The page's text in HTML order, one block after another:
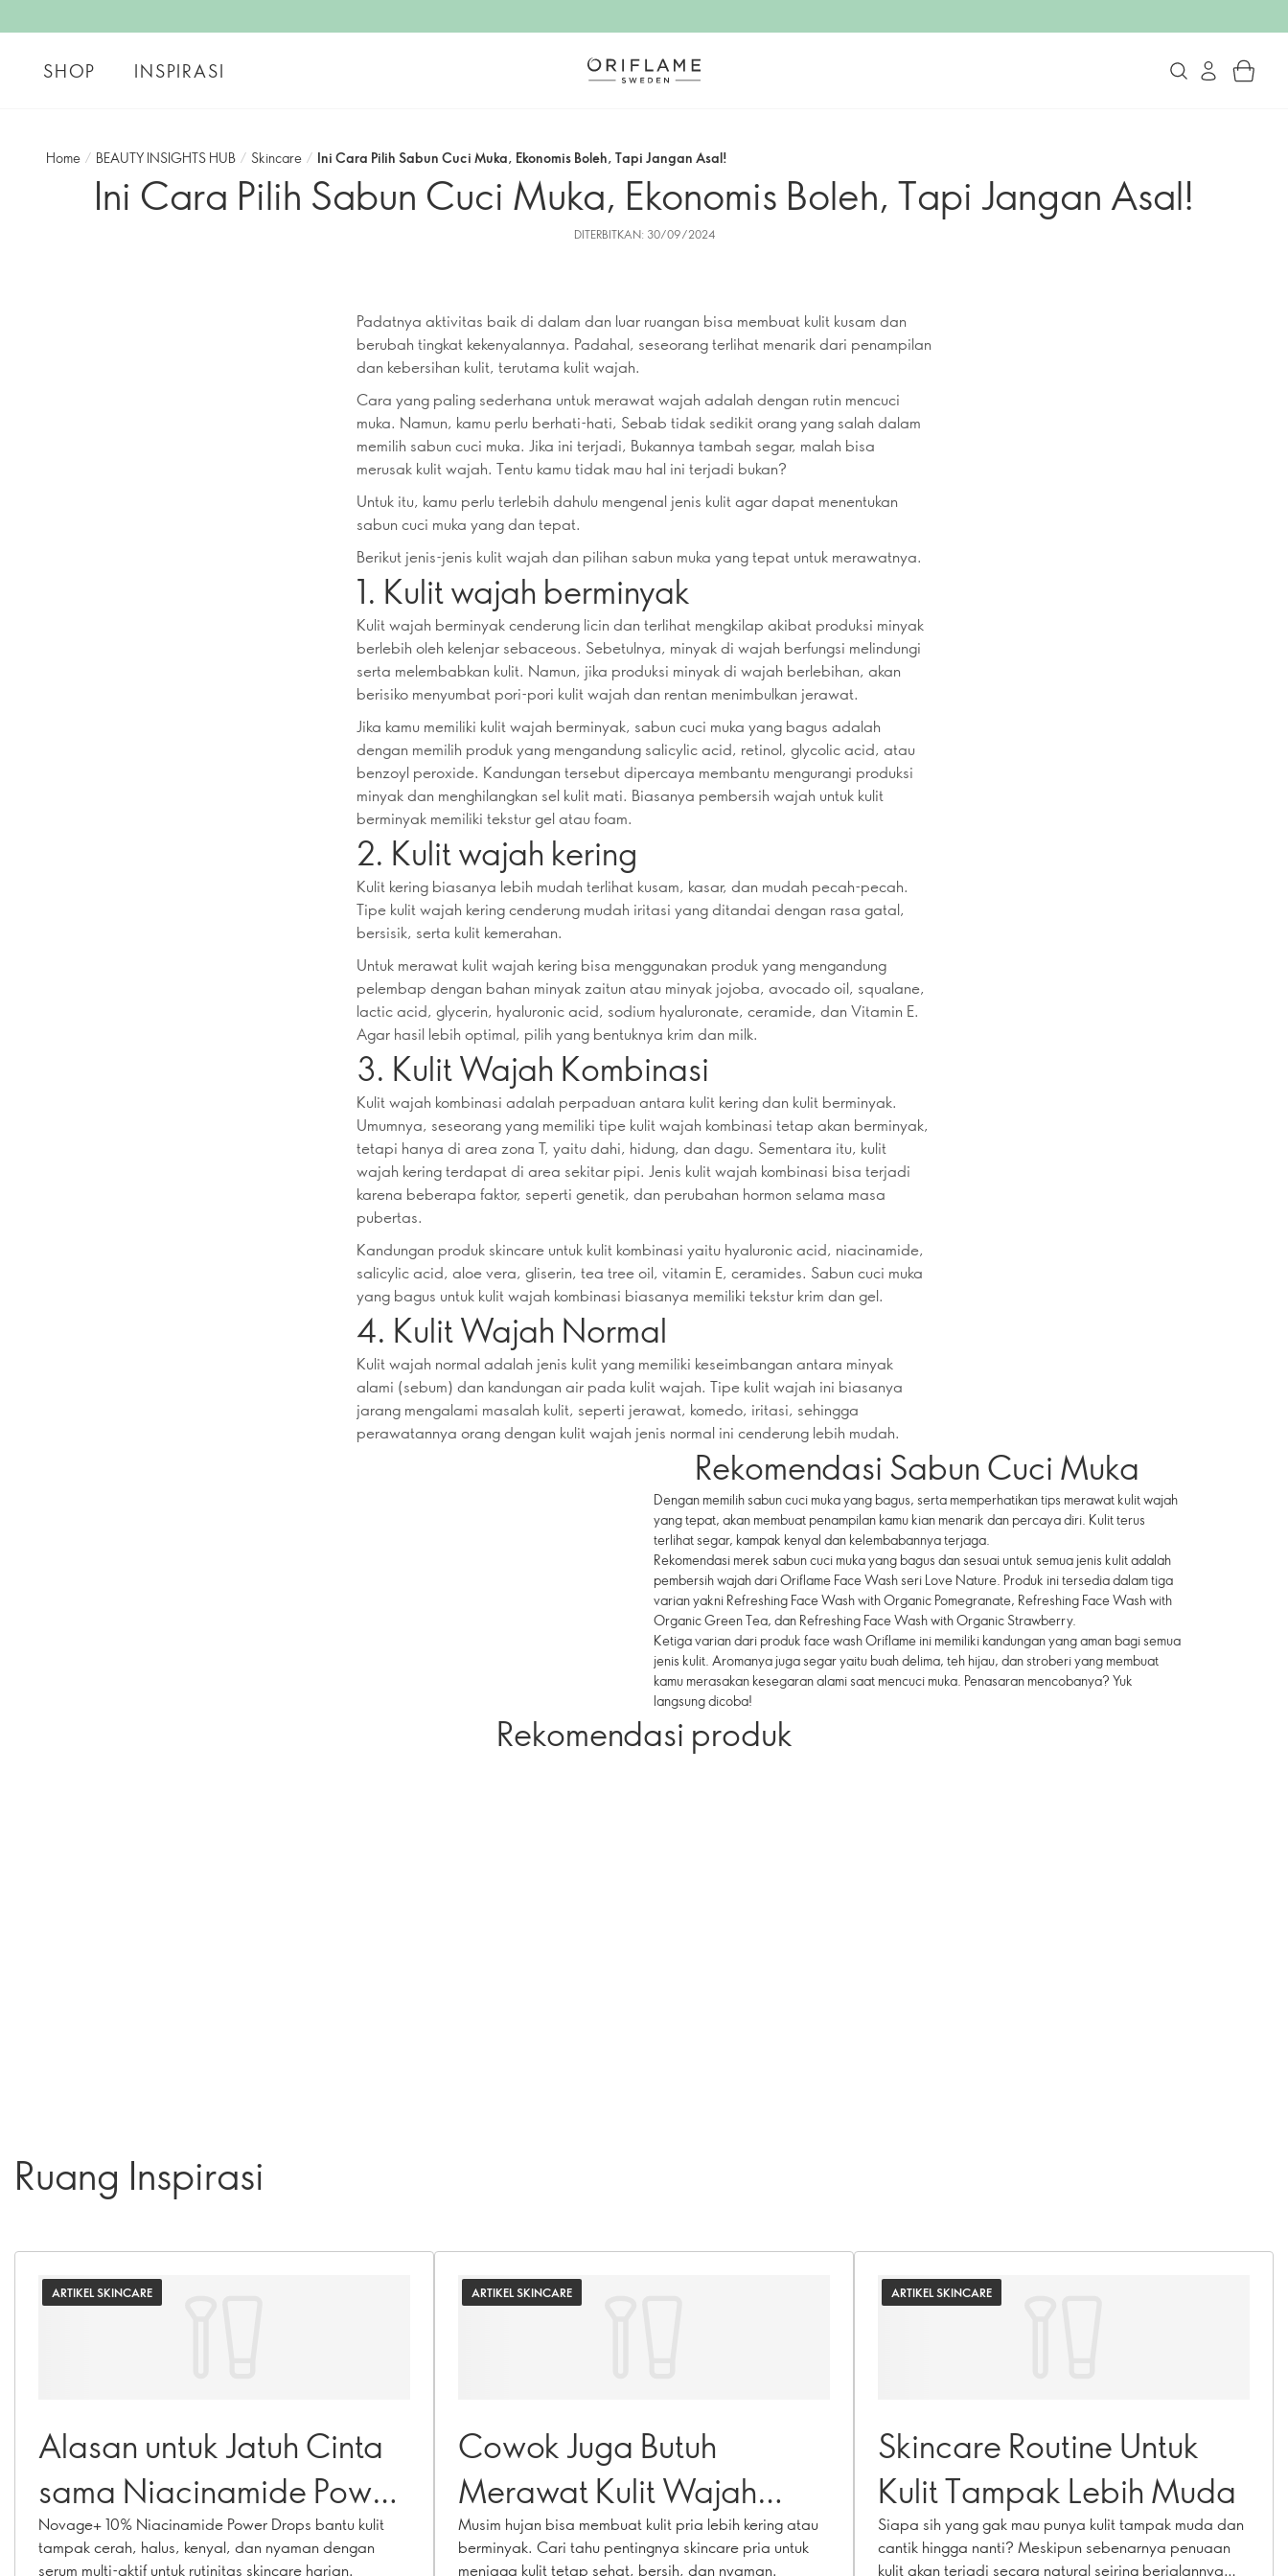
SHOP INSPIRASI
Home / BEAUTY INSIGHTS HUB / Skincare / Ini Cara Pilih Sabun Cuci Muka, Ekonomis Boleh, Tapi Jangan Asal!
Ini Cara Pilih Sabun Cuci Muka, Ekonomis Boleh, Tapi Jangan Asal!
DITERBITKAN: 30/09/2024
Padatnya aktivitas baik di dalam dan luar ruangan bisa membuat kulit kusam dan
berubah tingkat kekenyalannya. Padahal, seseorang terlihat menarik dari penampilan
dan kebersihan kulit, terutama kulit wajah.
Cara yang paling sederhana untuk merawat wajah adalah dengan rutin mencuci
muka. Namun, kamu perlu berhati-hati, Sebab tidak sedikit orang yang salah dalam
memilih sabun cuci muka. Jika ini terjadi, Bukannya tambah segar, malah bisa
merusak kulit wajah. Tentu kamu tidak mau hal ini terjadi bukan?
Untuk itu, kamu perlu terlebih dahulu mengenal jenis kulit agar dapat menentukan
sabun cuci muka yang dan tepat.
Berikut jenis-jenis kulit wajah dan pilihan sabun muka yang tepat untuk merawatnya.
1. Kulit wajah berminyak
Kulit wajah berminyak cenderung licin dan terlihat mengkilap akibat produksi minyak
berlebih oleh kelenjar sebaceous. Sebetulnya, minyak di wajah berfungsi melindungi
serta melembabkan kulit. Namun, jika produksi minyak di wajah berlebihan, akan
berisiko menyumbat pori-pori kulit wajah dan rentan menimbulkan jerawat.
Jika kamu memiliki kulit wajah berminyak, sabun cuci muka yang bagus adalah
dengan memilih produk yang mengandung salicylic acid, retinol, glycolic acid, atau
benzoyl peroxide. Kandungan tersebut dipercaya membantu mengurangi produksi
minyak dan menghilangkan sel kulit mati. Biasanya pembersih wajah untuk kulit
berminyak memiliki tekstur gel atau foam.
2. Kulit wajah kering
Kulit kering biasanya lebih mudah terlihat kusam, kasar, dan mudah pecah-pecah.
Tipe kulit wajah kering cenderung mudah iritasi yang ditandai dengan rasa gatal,
bersisik, serta kulit kemerahan.
Untuk merawat kulit wajah kering bisa menggunakan produk yang mengandung
pelembap dengan bahan minyak zaitun atau minyak jojoba, avocado oil, squalane,
lactic acid, glycerin, hyaluronic acid, sodium hyaluronate, ceramide, dan Vitamin E.
Agar hasil lebih optimal, pilih yang bentuknya krim dan milk.
3. Kulit Wajah Kombinasi
Kulit wajah kombinasi adalah perpaduan antara kulit kering dan kulit berminyak.
Umumnya, seseorang yang memiliki tipe kulit wajah kombinasi tetap akan berminyak,
tetapi hanya di area zona T, yaitu dahi, hidung, dan dagu. Sementara itu, kulit
wajah kering terdapat di area sekitar pipi. Jenis kulit wajah kombinasi bisa terjadi
karena beberapa faktor, seperti genetik, dan perubahan hormon selama masa
pubertas.
Kandungan produk skincare untuk kulit kombinasi yaitu hyaluronic acid, niacinamide,
salicylic acid, aloe vera, gliserin, tea tree oil, vitamin E, ceramides. Sabun cuci muka
yang bagus untuk kulit wajah kombinasi biasanya memiliki tekstur krim dan gel.
4. Kulit Wajah Normal
Kulit wajah normal adalah jenis kulit yang memiliki keseimbangan antara minyak
alami (sebum) dan kandungan air pada kulit wajah. Tipe kulit wajah ini biasanya
jarang mengalami masalah kulit, seperti jerawat, komedo, iritasi, sehingga
perawatannya orang dengan kulit wajah jenis normal ini cenderung lebih mudah.
Rekomendasi Sabun Cuci Muka
Dengan memilih sabun cuci muka yang bagus, serta memperhatikan tips merawat kulit wajah
yang tepat, akan membuat penampilan kamu kian menarik dan percaya diri. Kulit terus
terlihat segar, kampak kenyal dan kelembabannya terjaga.
Rekomendasi merek sabun cuci muka yang bagus dan sesuai untuk semua jenis kulit adalah
pembersih wajah dari Oriflame Face Wash seri Love Nature. Produk ini tersedia dalam tiga
varian yakni Refreshing Face Wash with Organic Pomegranate, Refreshing Face Wash with
Organic Green Tea, dan Refreshing Face Wash with Organic Strawberry.
Ketiga varian dari produk face wash Oriflame ini memiliki kandungan yang aman bagi semua
jenis kulit. Aromanya juga segar yaitu buah delima, teh hijau, dan stroberi yang membuat
kamu merasakan kesegaran alami saat mencuci muka. Penasaran mencobanya? Yuk
langsung dicoba!
Rekomendasi produk
Ruang Inspirasi
ARTIKEL SKINCARE
Alasan untuk Jatuh Cinta
sama Niacinamide Power
Drops
Novage+ 10% Niacinamide Power Drops bantu kulit
tampak cerah, halus, kenyal, dan nyaman dengan
serum multi-aktif untuk rutinitas skincare harian.
ARTIKEL SKINCARE
Cowok Juga Butuh
Merawat Kulit Wajah
Saat Musim Hujan
Musim hujan bisa membuat kulit pria lebih kering atau
berminyak. Cari tahu pentingnya skincare pria untuk
menjaga kulit tetap sehat, bersih, dan nyaman.
ARTIKEL SKINCARE
Skincare Routine Untuk
Kulit Tampak Lebih Muda
Siapa sih yang gak mau punya kulit tampak muda dan
cantik hingga nanti? Meskipun sebenarnya penuaan
kulit akan terjadi secara natural seiring berjalannya